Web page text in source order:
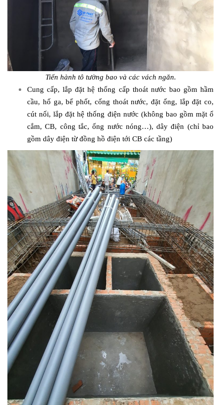
Tiến hành tô tường bao và các vách ngăn.
Cung cấp, lắp đặt hệ thống cấp thoát nước bao gồm hầm
cầu, hố ga, bể phốt, cống thoát nước, đặt ống, lắp đặt co,
cút nối, lắp đặt hệ thống điện nước (không bao gồm mặt ổ
cắm, CB, công tắc, ống nước nóng…), dây điện (chỉ bao
gồm dây điện từ đồng hồ điện tới CB các tầng)